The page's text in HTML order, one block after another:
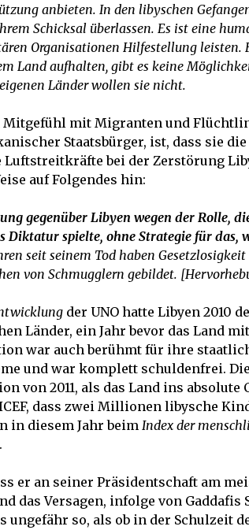
anbieten. In den libyschen
Schicksal überlassen. Es ist eine
Organisationen Hilfestellung leisten.
Land aufhalten, gibt es keine
Länder wollen sie nicht.
Mitgefühl mit Migranten und
Staatsbürger, ist, dass sie
bei der Zerstörung
auf Folgendes hin:
gegenüber Libyen wegen der Rolle,
spielte, ohne Strategie für das,
seit seinem Tod haben
von Schmugglern gebildet.
der UNO hatte Libyen 2010
Länder, ein Jahr bevor das Land
war auch berühmt für ihre
und war komplett schuldenfrei.
von 2011, als das Land ins absolute
dass zwei Millionen libysche
in diesem Jahr beimIndex der
er an seiner Präsidentschaft am
das Versagen, infolge von
so, als ob in der Schulzeit